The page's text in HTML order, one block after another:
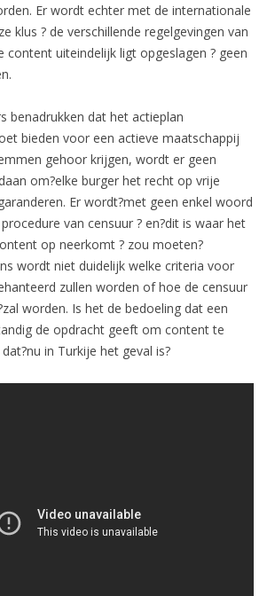
Er wordt echter met de internationale
klus ? de verschillende regelgevingen van
content uiteindelijk ligt opgeslagen ? geen
benadrukken dat het actieplan
bieden voor een actieve maatschappij
gehoor krijgen, wordt er geen
om?elke burger het recht op vrije
Er wordt?met geen enkel woord
van censuur ? en?dit is waar het
op neerkomt ? zou moeten?
wordt niet duidelijk welke criteria voor
zullen worden of hoe de censuur
worden. Is het de bedoeling dat een
de opdracht geeft om content te
in Turkije het geval is?